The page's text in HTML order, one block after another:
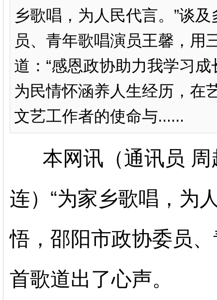
乡歌唱，为人民代言。”谈
员、青年歌唱演员王馨，用
道：“感恩政协助力我学习
为民情怀涵养人生经历，在
文艺工作者的使命与......
本网讯（通讯员
连） “为家乡歌唱，为
悟，邵阳市政协委员
首歌道出了心声。